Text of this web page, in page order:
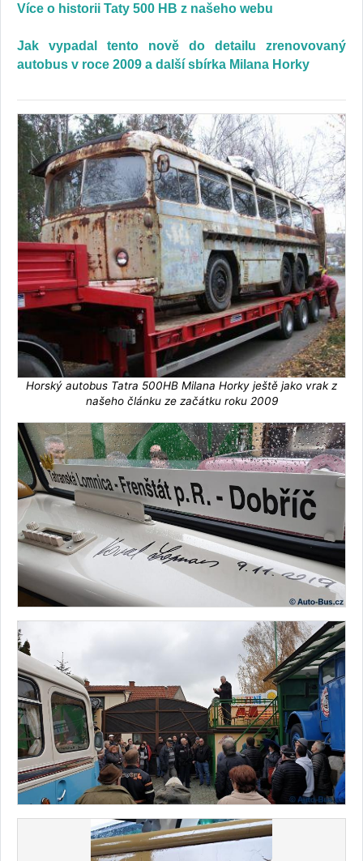
Více o historii Taty 500 HB z našeho webu
Jak vypadal tento nově do detailu zrenovovaný
autobus v roce 2009 a další sbírka Milana Horky
Horský autobus Tatra 500HB Milana Horky ještě jako vrak z
našeho článku ze začátku roku 2009